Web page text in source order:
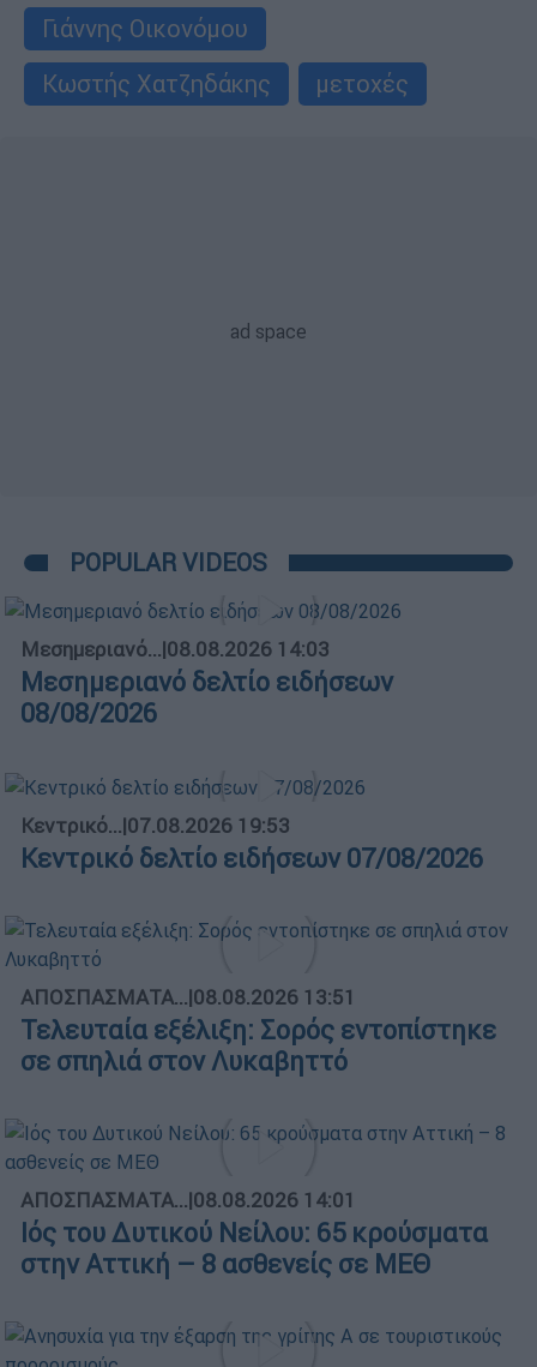
Γιάννης Οικονόμου
Κωστής Χατζηδάκης
μετοχές
POPULAR VIDEOS
Μεσημεριανό...|08.08.2026 14:03
Μεσημεριανό δελτίο ειδήσεων
08/08/2026
Κεντρικό...|07.08.2026 19:53
Κεντρικό δελτίο ειδήσεων 07/08/2026
ΑΠΟΣΠΑΣΜΑΤΑ...|08.08.2026 13:51
Τελευταία εξέλιξη: Σορός εντοπίστηκε
σε σπηλιά στον Λυκαβηττό
ΑΠΟΣΠΑΣΜΑΤΑ...|08.08.2026 14:01
Ιός του Δυτικού Νείλου: 65 κρούσματα
στην Αττική – 8 ασθενείς σε ΜΕΘ